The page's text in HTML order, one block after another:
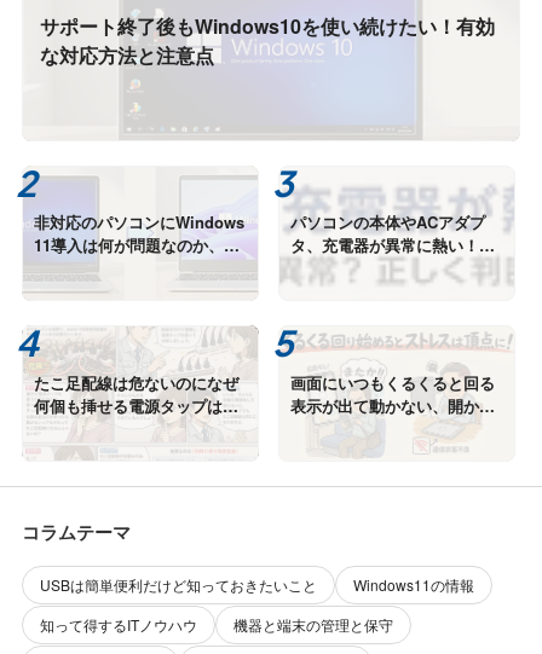
サポート終了後もWindows10を使い続けたい！有効
な対応方法と注意点
非対応のパソコンにWindows
11導入は何が問題なのか、そ
の理由を専門家はこうみる
パソコンの本体やACアダプ
タ、充電器が異常に熱い！故
障？危険はないの？その判断
方法とは
たこ足配線は危ないのになぜ
何個も挿せる電源タップは大
丈夫なの？危険な本当の理由
とは
画面にいつもくるくると回る
表示が出て動かない、開かな
い！その主な原因とは
コラムテーマ
USBは簡単便利だけど知っておきたいこと
Windows11の情報
知って得するITノウハウ
機器と端末の管理と保守